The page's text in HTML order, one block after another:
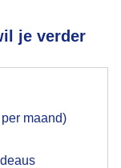
je verder
maand)
voor het
gegeven,